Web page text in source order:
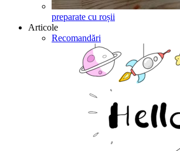
preparate cu roșii
Articole
Recomandări